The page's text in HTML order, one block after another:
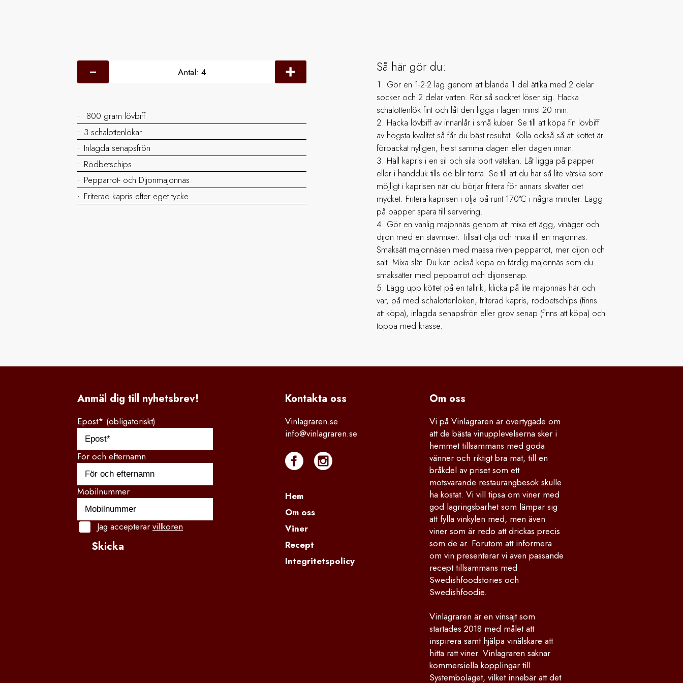
Antal: 4
800 gram lövbiff
3 schalottenlökar
Inlagda senapsfrön
Rödbetschips
Pepparrot- och Dijonmajonnäs
Friterad kapris efter eget tycke
Så här gör du:
Gör en 1-2-2 lag genom att blanda 1 del ättika med 2 delar
socker och 2 delar vatten. Rör så sockret löser sig. Hacka
schalottenlök fint och låt den ligga i lagen minst 20 min.
Hacka lövbiff av innanlår i små kuber. Se till att köpa fin lövbiff
av högsta kvalitet så får du bäst resultat. Kolla också så att köttet är
förpackat nyligen, helst samma dagen eller dagen innan.
Häll kapris i en sil och sila bort vätskan. Låt ligga på papper
eller i handduk tills de blir torra. Se till att du har så lite vätska som
möjligt i kaprisen när du börjar fritera för annars skvätter det
mycket. Fritera kaprisen i olja på runt 170°C i några minuter. Lägg
på papper spara till servering.
Gör en vanlig majonnäs genom att mixa ett ägg, vinäger och
dijon med en stavmixer. Tillsätt olja och mixa till en majonnäs.
Smaksätt majonnäsen med massa riven pepparrot, mer dijon och
salt. Mixa slät. Du kan också köpa en färdig majonnäs som du
smaksätter med pepparrot och dijonsenap.
Lägg upp köttet på en tallrik, klicka på lite majonnäs här och
var, på med schalottenlöken, friterad kapris, rödbetschips (finns
att köpa), inlagda senapsfrön eller grov senap (finns att köpa) och
toppa med krasse.
Anmäl dig till nyhetsbrev!
Epost* (obligatoriskt)
För och efternamn
Mobilnummer
Jag accepterar villkoren
Skicka
Kontakta oss
Vinlagraren.se
info@vinlagraren.se
Hem
Om oss
Viner
Recept
Integritetspolicy
Om oss
Vi på Vinlagraren är övertygade om
att de bästa vinupplevelserna sker i
hemmet tillsammans med goda
vänner och riktigt bra mat, till en
bråkdel av priset som ett
motsvarande restaurangbesök skulle
ha kostat. Vi vill tipsa om viner med
god lagringsbarhet som lämpar sig
att fylla vinkylen med, men även
viner som är redo att drickas precis
som de är. Förutom att informera
om vin presenterar vi även passande
recept tillsammans med
Swedishfoodstories och
Swedishfoodie.
Vinlagraren är en vinsajt som
startades 2018 med målet att
inspirera samt hjälpa vinälskare att
hitta rätt viner. Vinlagraren saknar
kommersiella kopplingar till
Systembolaget, vilket innebär att det